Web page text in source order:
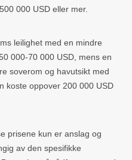
000 USD eller mer.
leilighet med en mindre
000-70 000 USD, mens en
soverom og havutsikt med
koste oppover 200 000 USD
prisene kun er anslag og
av den spesifikke